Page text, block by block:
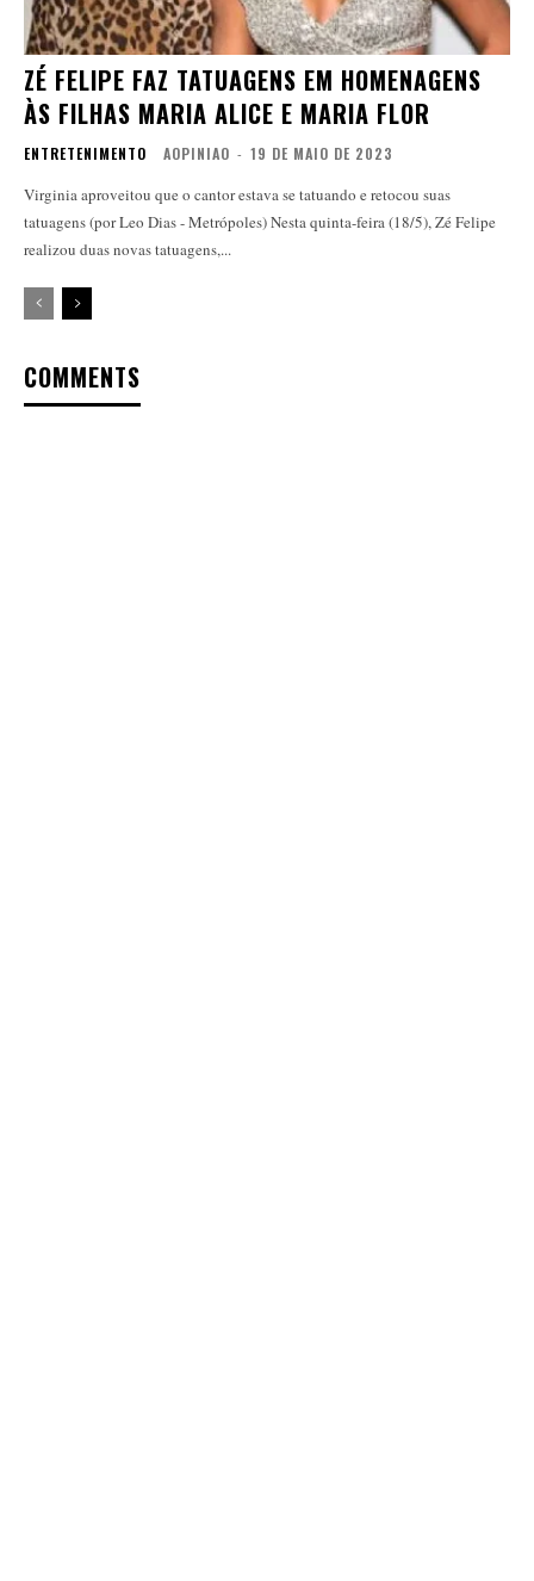
ZÉ FELIPE FAZ TATUAGENS EM HOMENAGENS
ÀS FILHAS MARIA ALICE E MARIA FLOR
ENTRETENIMENTO AOPINIAO - 19 DE MAIO DE 2023
Virginia aproveitou que o cantor estava se tatuando e retocou suas
tatuagens (por Leo Dias - Metrópoles) Nesta quinta-feira (18/5), Zé Felipe
realizou duas novas tatuagens,...
COMMENTS